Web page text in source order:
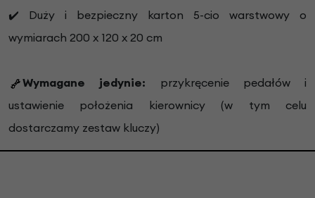
✔️ Duży i bezpieczny karton 5-cio warstwowy o
wymiarach 200 x 120 x 20 cm
Wymagane jedynie: przykręcenie pedałów i
ustawienie położenia kierownicy (w tym celu
dostarczamy zestaw kluczy)